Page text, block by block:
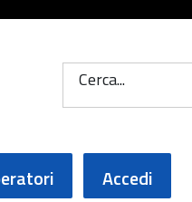
Cerca...
Accedi